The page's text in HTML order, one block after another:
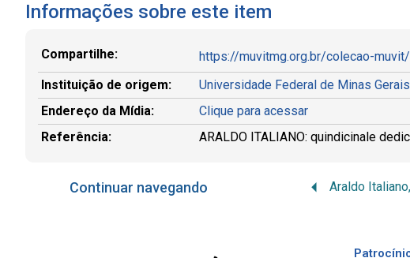
Informações sobre este item
Compartilhe: https://muvitmg.org.br/colecao-
Instituição de origem:
Universidade Federal de Minas
Endereço da Mídia:
Clique para acessar
Referência:
ARALDO ITALIANO: quindicinale
Continuar navegando Araldo